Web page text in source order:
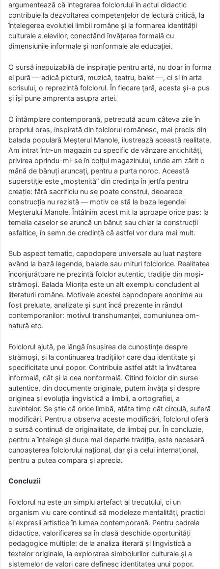
argumentează că integrarea folclorului în actul didactic
contribuie la dezvoltarea competențelor de lectură critică, la
înțelegerea evoluției limbii române și la formarea identității
culturale a elevilor, conectând învățarea formală cu
dimensiunile informale și nonformale ale educației.
O sursă inepuizabilă de inspirație pentru artă, nu doar în forma
ei pură — adică pictură, muzică, teatru, balet —, ci și în arta
scrisului, o reprezintă folclorul. În fiecare țară, acesta și-a pus
și își pune amprenta asupra artei.
O întâmplare contemporană, petrecută acum câteva zile în
propriul oraș, inspirată din folclorul românesc, mai precis din
balada populară Meșterul Manole, ilustrează această realitate.
Am intrat într-un magazin cu specific de vânzare antichități,
privirea oprindu-mi-se în colțul magazinului, unde am zărit o
mână de bănuți aruncați, pentru a purta noroc. Această
superstiție este „moștenită” din credința în jertfa pentru
creație: fără sacrificiu nu se poate construi, deoarece
construcția nu rezistă — motiv ce stă la baza legendei
Meșterului Manole. Întâlnim acest mit la aproape orice pas: la
temelia caselor se aruncă un bănuț sau chiar la construcții
asfaltice, în semn de credință că astfel vor dura mai mult.
Sub aspect tematic, capodopere universale au luat naștere
având la bază legende, balade sau mituri folclorice. Realitatea
înconjurătoare ne prezintă folclor autentic, tradiție din moși-
strămoși. Balada Miorița este un alt exemplu concludent al
literaturii române. Motivele acestei capodopere anonime au
fost preluate, analizate și sunt încă prezente în rândul
contemporanilor: motivul transhumanței, comuniunea om-
natură etc.
Folclorul ajută, pe lângă însușirea de cunoștințe despre
strămoși, și la continuarea tradițiilor care dau identitate și
specificitate unui popor. Contribuie astfel atât la învățarea
informală, cât și la cea nonformală. Citind folclor din surse
autentice, din documente originale, putem învăța și despre
originea și evoluția lingvistică a limbii, a ortografiei, a
cuvintelor. Se știe că orice limbă, atâta timp cât circulă, suferă
modificări. Pentru a observa aceste modificări, folclorul oferă
o sursă continuă de originalitate, de limbaj pur. În concluzie,
pentru a înțelege și duce mai departe tradiția, este necesară
cunoașterea folclorului național, dar și a celui internațional,
pentru a putea compara și aprecia.
Concluzii
Folclorul nu este un simplu artefact al trecutului, ci un
organism viu care continuă să modeleze mentalități, practici
și expresii artistice în lumea contemporană. Pentru cadrele
didactice, valorificarea sa în clasă deschide oportunități
pedagogice multiple: de la analiza literară și lingvistică a
textelor originale, la explorarea simbolurilor culturale și a
sistemelor de valori care definesc identitatea unui popor.